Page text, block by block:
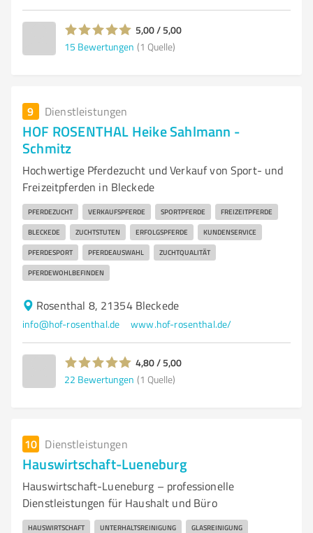
5,00 / 5,00
15 Bewertungen (1 Quelle)
9 Dienstleistungen
HOF ROSENTHAL Heike Sahlmann -
Schmitz
Hochwertige Pferdezucht und Verkauf von Sport- und
Freizeitpferden in Bleckede
PFERDEZUCHT VERKAUFSPFERDE SPORTPFERDE FREIZEITPFERDE
BLECKEDE ZUCHTSTUTEN ERFOLGSPFERDE KUNDENSERVICE
PFERDESPORT PFERDEAUSWAHL ZUCHTQUALITÄT
PFERDEWOHLBEFINDEN
Rosenthal 8, 21354 Bleckede
info@hof-rosenthal.de www.hof-rosenthal.de/
4,80 / 5,00
22 Bewertungen (1 Quelle)
10 Dienstleistungen
Hauswirtschaft-Lueneburg
Hauswirtschaft-Lueneburg – professionelle
Dienstleistungen für Haushalt und Büro
HAUSWIRTSCHAFT UNTERHALTSREINIGUNG GLASREINIGUNG